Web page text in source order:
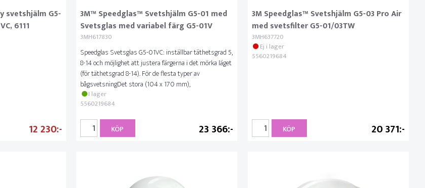
svetshjälm G5-
6111
12 230
3M™ Speedglas™ Svetshjälm G5-01 med
Svetsglas med variabel färg G5-01V
3MH617830
Speedglas Svetsglas G5-01VC: inställbar täthetsgrad 5,
8-14 och möjlighet att justera färgerna i det mörka läget
(för täthetsgrad 8-14). För de flesta typer av
bågsvetsningDet stora (104 x 170 mm),
I lager
5560219684
23 366
KÖP
3M Speedglas™ Svetshjälm G5-03 Pro Air
med svetsfilter G5-01/03TW
3MH637720
Ej i lager
5560219684
20 371
KÖP